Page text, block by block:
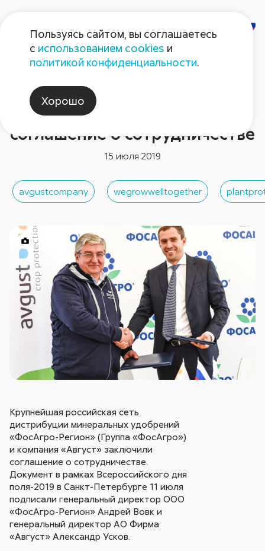
Новости компании
«ФосАгро-Регион» и
«Август» заключили
соглашение о сотрудничестве
15 июля 2019
avgustcompany wegrowwelltogether
Крупнейшая российская сеть
дистрибуции минеральных удобрений
«ФосАгро-Регион» (Группа «ФосАгро»)
и компания «Август» заключили
соглашение о сотрудничестве.
Документ в рамках Всероссийского дня
поля-2019 в Санкт-Петербурге 11 июля
подписали генеральный директор ООО
«ФосАгро-Регион» Андрей Вовк и
генеральный директор АО Фирма
«Август» Александр Усков.
Пользуясь сайтом, вы соглашаетесь
с использованием cookies и
политикой конфиденциальности.
Хорошо